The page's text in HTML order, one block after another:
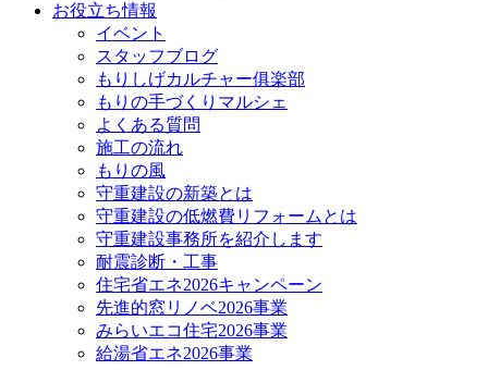
お役立ち情報
イベント
スタッフブログ
もりしげカルチャー俱楽部
もりの手づくりマルシェ
よくある質問
施工の流れ
もりの風
守重建設の新築とは
守重建設の低燃費リフォームとは
守重建設事務所を紹介します
耐震診断・工事
住宅省エネ2026キャンペーン
先進的窓リノベ2026事業
みらいエコ住宅2026事業
給湯省エネ2026事業